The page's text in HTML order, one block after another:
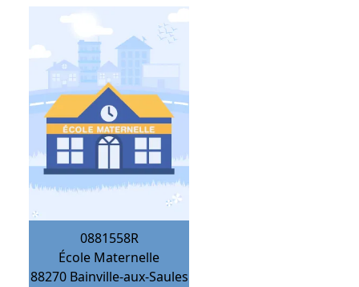
0881558R
École Maternelle
88270 Bainville-aux-Saules